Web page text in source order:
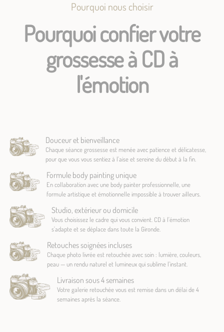
Pourquoi nous choisir
Pourquoi confier votre
grossesse à CD à
l'émotion
Douceur et bienveillance
Chaque séance grossesse est menée avec patience et délicatesse,
pour que vous vous sentiez à l'aise et sereine du début à la fin.
Formule body painting unique
En collaboration avec une body painter professionnelle, une
formule artistique et émotionnelle impossible à trouver ailleurs.
Studio, extérieur ou domicile
Vous choisissez le cadre qui vous convient. CD à l'émotion
s'adapte et se déplace dans toute la Gironde.
Retouches soignées incluses
Chaque photo livrée est retouchée avec soin : lumière, couleurs,
peau — un rendu naturel et lumineux qui sublime l'instant.
Livraison sous 4 semaines
Votre galerie retouchée vous est remise dans un délai de 4
semaines après la séance.